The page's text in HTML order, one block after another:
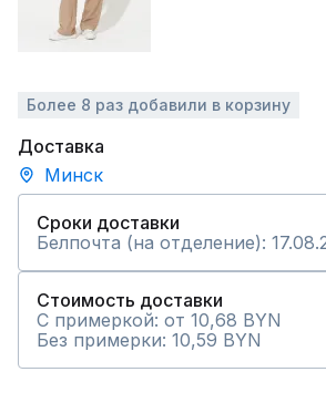
Более 8 раз добавили в корзину
Доставка
Минск
Сроки доставки
Белпочта (на отделение):
Стоимость доставки
С примеркой: от 10,68 BYN
Без примерки: 10,59 BYN